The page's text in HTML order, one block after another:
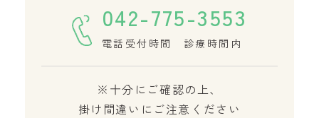
042-775-3553
電話受付時間 診療時間内
※十分にご確認の上、
掛け間違いにご注意ください